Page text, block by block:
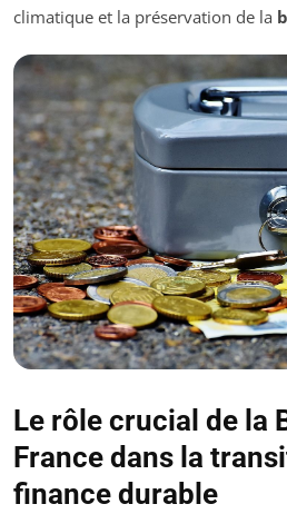
climatique et la préservation de la
Le rôle crucial de la
France dans la
finance durable